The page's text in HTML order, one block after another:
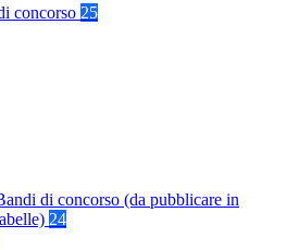
concorso 25
di concorso (da pubblicare in
24